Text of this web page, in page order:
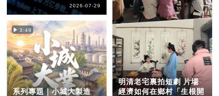
2026-07-29
3:49
系列專題｜小城大製造
明清老宅裏拍短劇 片場
經濟如何在鄉村「生根開